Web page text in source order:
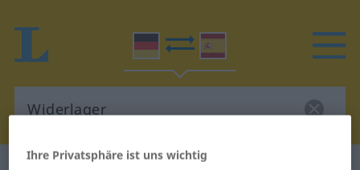
Ihre Privatsphäre ist uns wichtig